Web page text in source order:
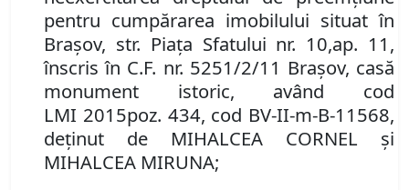
pentru cumpărarea imobilului situat în
Braşov, str. Piaţa Sfatului nr. 10,ap. 11,
înscris în C.F. nr. 5251/2/11 Braşov, casă
monument istoric, având cod
LMI 2015poz. 434, cod BV-II-m-B-11568,
deţinut de MIHALCEA CORNEL şi
MIHALCEA MIRUNA;